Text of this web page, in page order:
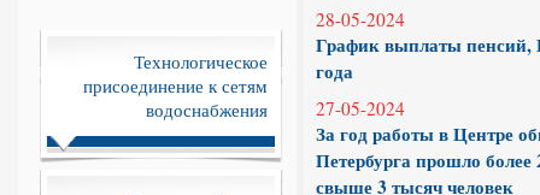
Технологическое
присоединение к сетям
водоснабжения
28-05-2024
График выплаты пенсий,
года
27-05-2024
За год работы в Центре
Петербурга прошло
свыше 3 тысяч человек